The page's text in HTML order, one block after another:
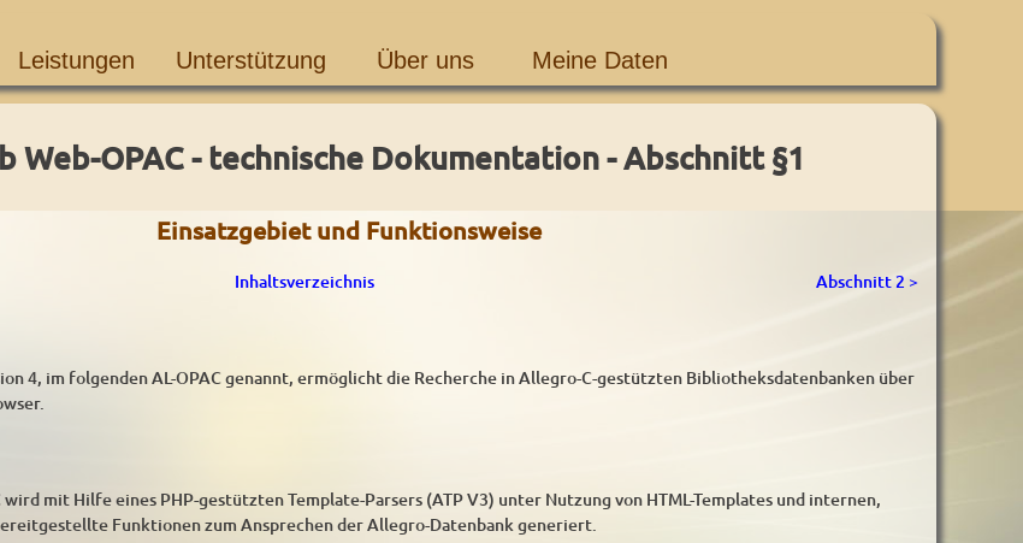
Leistungen Unterstützung Über uns Meine Daten
Web-OPAC - technische Dokumentation - Abschnitt §1
Einsatzgebiet und Funktionsweise
Inhaltsverzeichnis Abschnitt 2 >
4, im folgenden AL-OPAC genannt, ermöglicht die Recherche in Allegro-C-gestützten Bibliotheksdatenbanken über
wird mit Hilfe eines PHP-gestützten Template-Parsers (ATP V3) unter Nutzung von HTML-Templates und internen,
Funktionen zum Ansprechen der Allegro-Datenbank generiert.